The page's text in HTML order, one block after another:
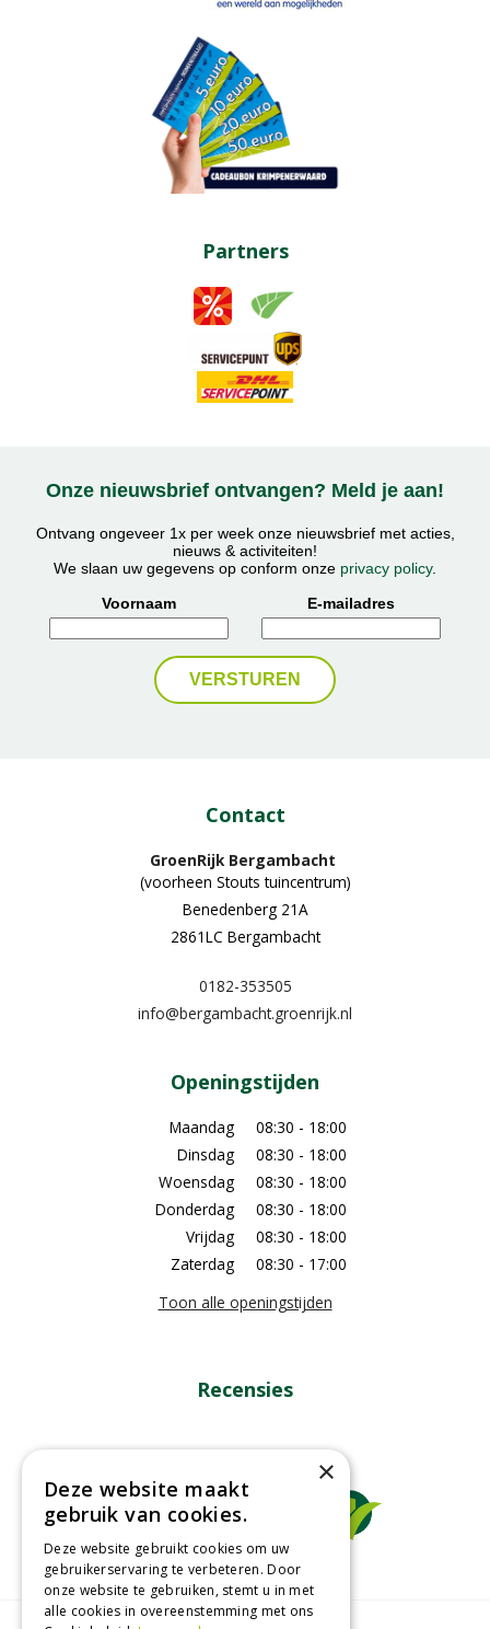
Partners
Onze nieuwsbrief ontvangen? Meld je aan!
Ontvang ongeveer 1x per week onze nieuwsbrief met acties,
nieuws & activiteiten!
We slaan uw gegevens op conform onze privacy policy.
Voornaam
E-mailadres
Contact
GroenRijk Bergambacht
(voorheen Stouts tuincentrum)
Benedenberg 21A
2861LC Bergambacht
0182-353505
info@bergambacht.groenrijk.nl
Openingstijden
Maandag
08:30 - 18:00
Dinsdag
08:30 - 18:00
Woensdag
08:30 - 18:00
Donderdag
08:30 - 18:00
Vrijdag
08:30 - 18:00
Zaterdag
08:30 - 17:00
Toon alle openingstijden
Recensies
×
Deze website maakt
gebruik van cookies.
Deze website gebruikt cookies om uw
gebruikerservaring te verbeteren. Door
onze website te gebruiken, stemt u in met
alle cookies in overeenstemming met ons